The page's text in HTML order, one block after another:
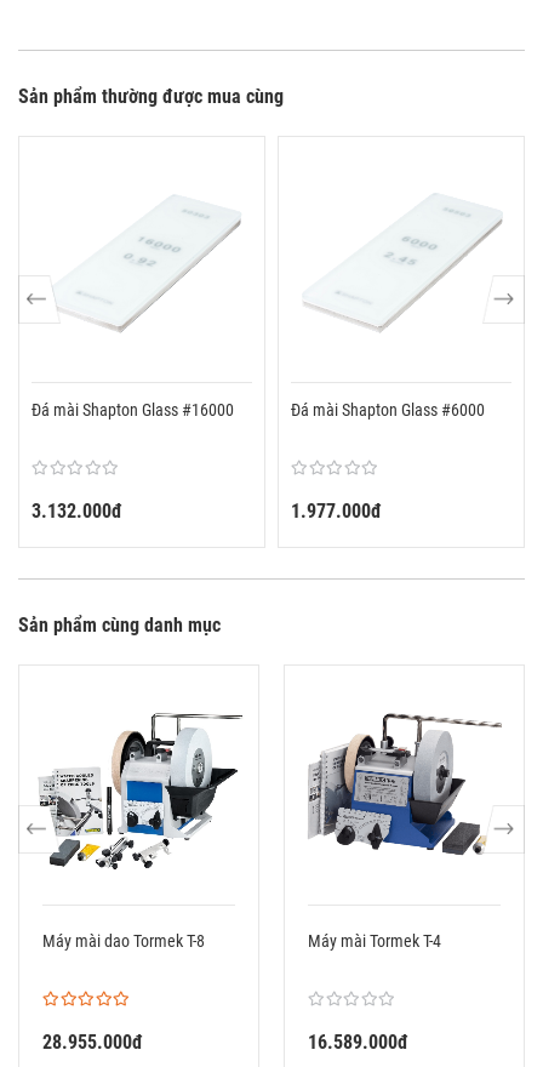
Sản phẩm thường được mua cùng
Đá mài Shapton Glass #16000
3.132.000đ
Đá mài Shapton Glass #6000
1.977.000đ
Sản phẩm cùng danh mục
Máy mài dao Tormek T-8
28.955.000đ
Máy mài Tormek T-4
16.589.000đ